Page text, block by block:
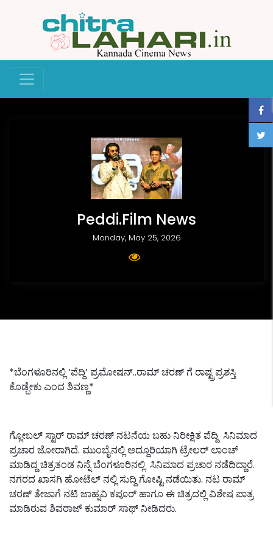
Peddi.Film News
Monday, May 25, 2026
*ಬೆಂಗಳೂರಿನಲ್ಲಿ ’ಪೆದ್ದಿ’ ಪ್ರಮೋಷನ್..ರಾಮ್ ಚರಣ್ ಗೆ ರಾಷ್ಟ್ರಪ್ರಶಸ್ತಿ
ಕೊಡ್ಬೇಕು ಎಂದ ಶಿವಣ್ಣ*
ಗ್ಲೋಬಲ್ ಸ್ಟಾರ್ ರಾಮ್ ಚರಣ್ ನಟನೆಯ ಬಹು ನಿರೀಕ್ಷಿತ ಪೆದ್ದಿ ಸಿನಿಮಾದ
ಪ್ರಚಾರ ಜೋರಾಗಿದೆ. ಮುಂಬೈನಲ್ಲಿ ಅದ್ದೂರಿಯಾಗಿ ಟ್ರೇಲರ್ ಲಾಂಚ್
ಮಾಡಿದ್ದ ಚಿತ್ರತಂಡ ನಿನ್ನೆ ಬೆಂಗಳೂರಿನಲ್ಲಿ ಸಿನಿಮಾದ ಪ್ರಚಾರ ನಡೆದಿದ್ದಾರೆ.
ನಗರದ ಖಾಸಗಿ ಹೋಟೆಲ್ ನಲ್ಲಿ ಸುದ್ದಿ ಗೋಷ್ಟಿ ನಡೆಯಿತು. ನಟ ರಾಮ್
ಚರಣ್ ತೇಜಾಗೆ ನಟಿ ಜಾಹ್ನವಿ ಕಪೂರ್ ಹಾಗೂ ಈ ಚಿತ್ರದಲ್ಲಿ ವಿಶೇಷ ಪಾತ್ರ
ಮಾಡಿರುವ ಶಿವರಾಜ್ ಕುಮಾರ್ ಸಾಥ್ ನೀಡಿದರು.